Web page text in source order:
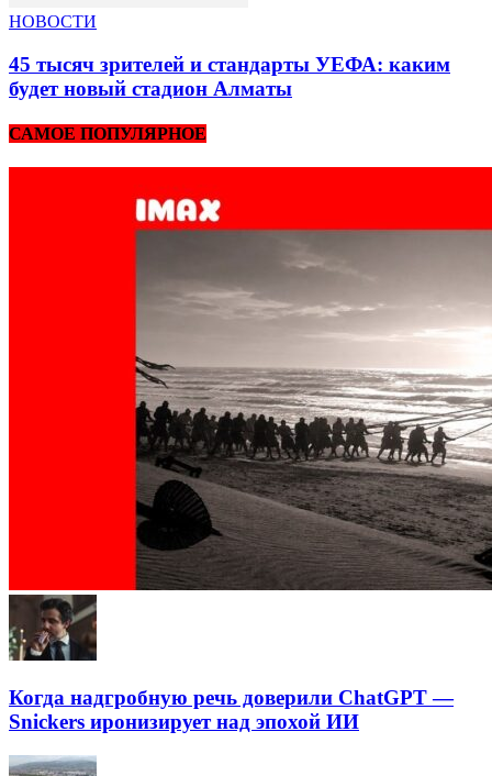
НОВОСТИ
45 тысяч зрителей и стандарты УЕФА: каким
будет новый стадион Алматы
САМОЕ ПОПУЛЯРНОЕ
Когда надгробную речь доверили ChatGPT —
Snickers иронизирует над эпохой ИИ